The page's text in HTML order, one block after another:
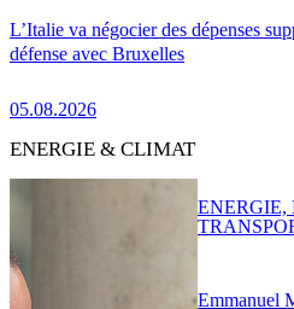
L’Italie va négocier des dépenses
défense avec Bruxelles
05.08.2026
ENERGIE & CLIMAT
Emmanuel
ENERGIE,